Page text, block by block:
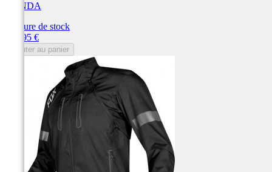
HONDA
Rupture de stock
149,95 €
Ajouter au panier